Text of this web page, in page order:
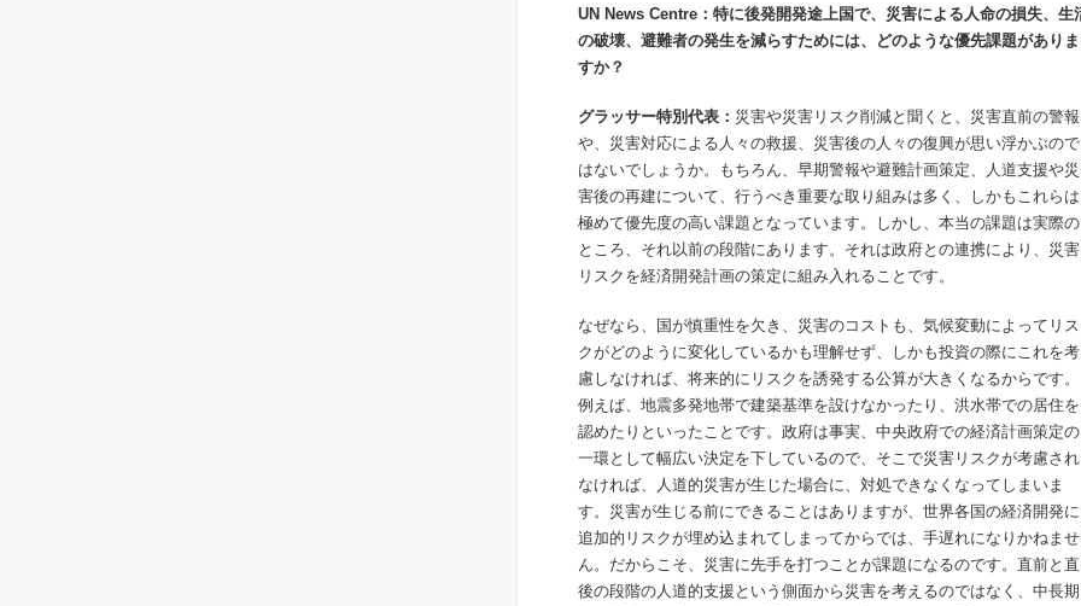
UN News Centre ：特に後発開発途上国で、災害による人命の損失、生
の破壊、避難者の発生を減らすためには、どのような優先課題がありま
すか？
グラッサー特別代表： 災害や災害リスク削減と聞くと、災害直前の警報
や、災害対応による人々の救援、災害後の人々の復興が思い浮かぶので
はないでしょうか。もちろん、早期警報や避難計画策定、人道支援や災
害後の再建について、行うべき重要な取り組みは多く、しかもこれらは
極めて優先度の高い課題となっています。しかし、本当の課題は実際の
ところ、それ以前の段階にあります。それは政府との連携により、災害
リスクを経済開発計画の策定に組み入れることです。
なぜなら、国が慎重性を欠き、災害のコストも、気候変動によってリス
クがどのように変化しているかも理解せず、しかも投資の際にこれを考
慮しなければ、将来的にリスクを誘発する公算が大きくなるからです。
例えば、地震多発地帯で建築基準を設けなかったり、洪水帯での居住を
認めたりといったことです。政府は事実、中央政府での経済計画策定の
一環として幅広い決定を下しているので、そこで災害リスクが考慮され
なければ、人道的災害が生じた場合に、対処できなくなってしまいま
す。災害が生じる前にできることはありますが、世界各国の経済開発に
追加的リスクが埋め込まれてしまってからでは、手遅れになりかねませ
ん。だからこそ、災害に先手を打つことが課題になるのです。直前と直
後の段階の人道的支援という側面から災害を考えるのではなく、中長期